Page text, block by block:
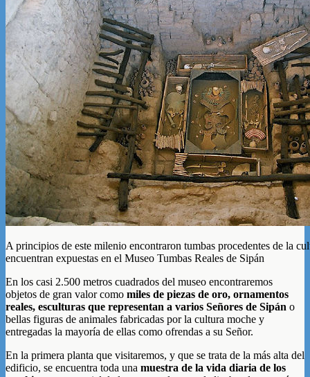
A principios de este milenio encontraron tumbas procedentes de la
encuentran expuestas en el Museo Tumbas Reales de Sipán
En los casi 2.500 metros cuadrados del museo encontraremos
objetos de gran valor como miles de piezas de oro, ornamentos
reales, esculturas que representan a varios Señores de Sipán o
bellas figuras de animales fabricadas por la cultura moche y
entregadas la mayoría de ellas como ofrendas a su Señor.
En la primera planta que visitaremos, y que se trata de la más alta del
edificio, se encuentra toda una muestra de la vida diaria de los